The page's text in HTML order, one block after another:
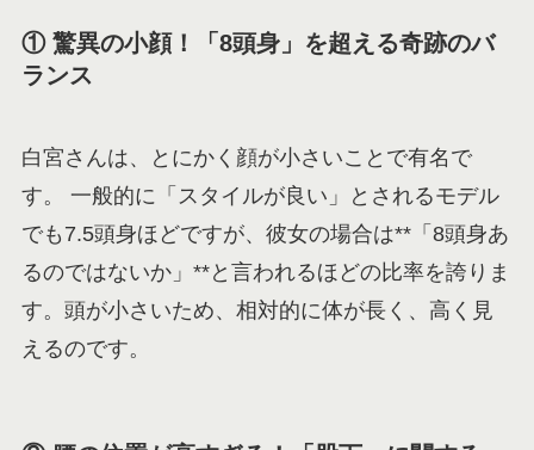
① 驚異の小顔！「8頭身」を超える奇跡のバ
ランス
白宮さんは、とにかく顔が小さいことで有名で
す。 一般的に「スタイルが良い」とされるモデル
でも7.5頭身ほどですが、彼女の場合は**「8頭身あ
るのではないか」**と言われるほどの比率を誇りま
す。頭が小さいため、相対的に体が長く、高く見
えるのです。